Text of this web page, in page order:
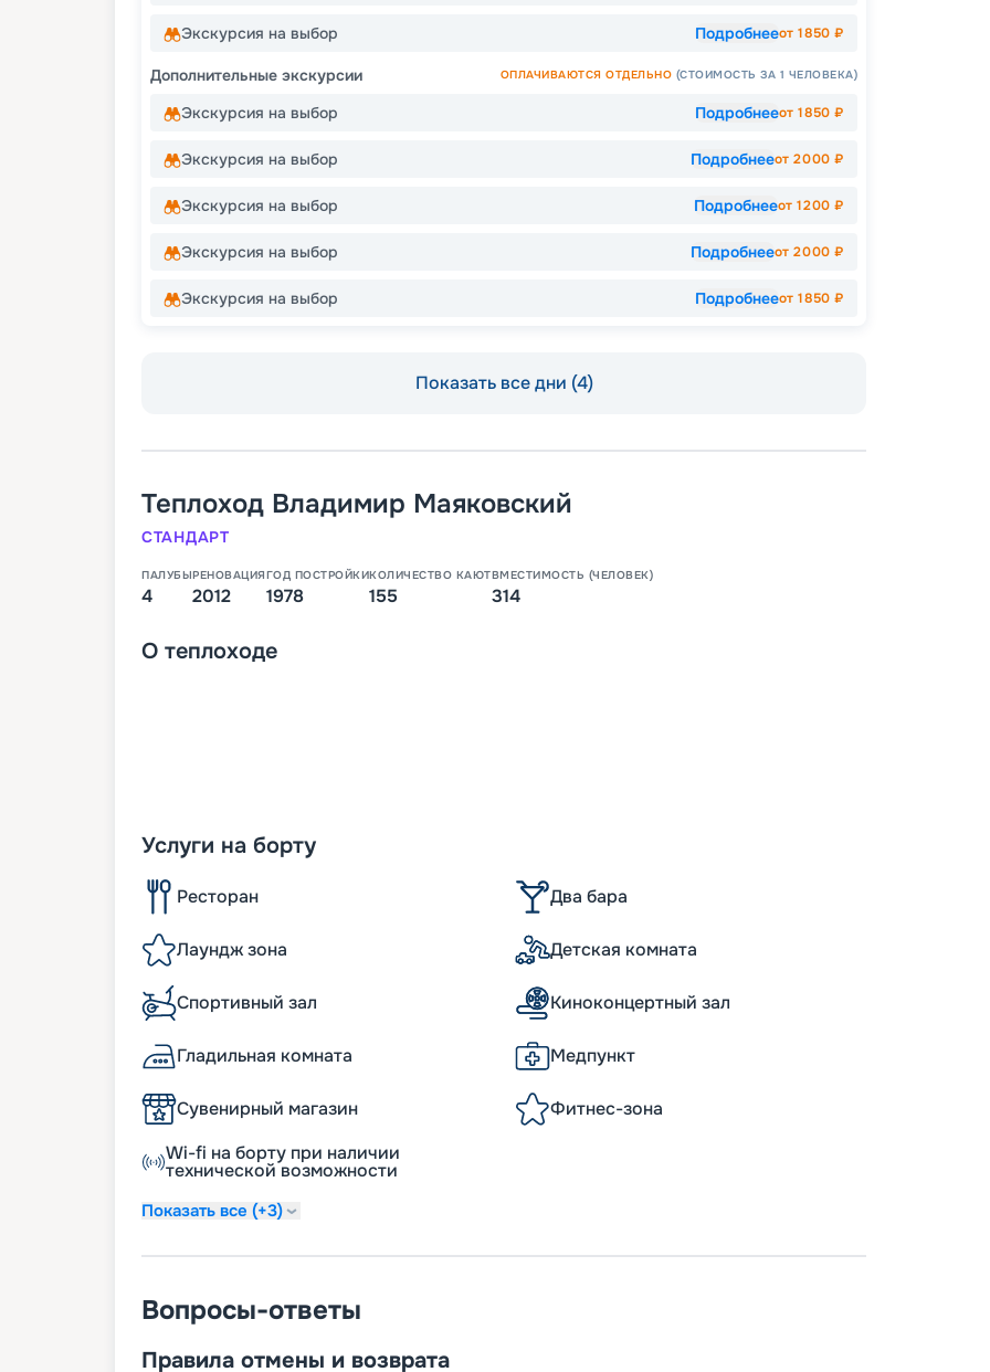
Экскурсия на выбор Подробнееот1850 ₽
Дополнительные экскурсии ОПЛАЧИВАЮТСЯ ОТДЕЛЬНО (СТОИМОСТЬ ЗА 1 ЧЕЛОВЕКА)
Экскурсия на выбор Подробнееот1850 ₽
Экскурсия на выбор Подробнееот2000 ₽
Экскурсия на выбор Подробнееот1200 ₽
Экскурсия на выбор Подробнееот2000 ₽
Экскурсия на выбор Подробнееот1850 ₽
Показать все дни (4)
Теплоход Владимир Маяковский
СТАНДАРТ
ПАЛУБЫ
4
РЕНОВАЦИЯ
2012
ГОД ПОСТРОЙКИ
1978
КОЛИЧЕСТВО КАЮТ
155
ВМЕСТИМОСТЬ (ЧЕЛОВЕК)
314
О теплоходе
Услуги на борту
Ресторан Два бара
Лаундж зона Детская комната
Спортивный зал Киноконцертный зал
Гладильная комната Медпункт
Сувенирный магазин
Фитнес-зона
Wi-fi на борту при наличии
технической возможности
Показать все (+3)
Вопросы-ответы
Правила отмены и возврата